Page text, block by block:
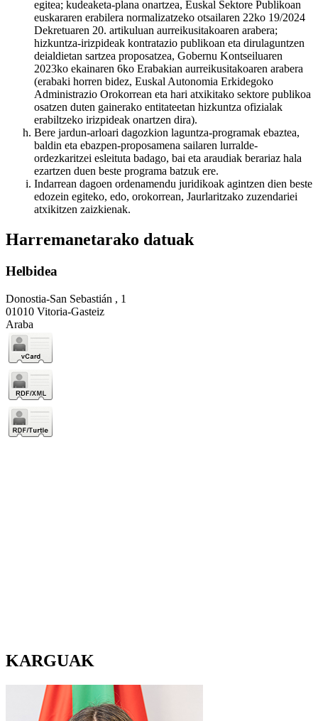
egitea; kudeaketa-plana onartzea, Euskal Sektore Publikoan
euskararen erabilera normalizatzeko otsailaren 22ko 19/2024
Dekretuaren 20. artikuluan aurreikusitakoaren arabera;
hizkuntza-irizpideak kontratazio publikoan eta dirulaguntzen
deialdietan sartzea proposatzea, Gobernu Kontseiluaren
2023ko ekainaren 6ko Erabakian aurreikusitakoaren arabera
(erabaki horren bidez, Euskal Autonomia Erkidegoko
Administrazio Orokorrean eta hari atxikitako sektore publikoa
osatzen duten gainerako entitateetan hizkuntza ofizialak
erabiltzeko irizpideak onartzen dira).
Bere jardun-arloari dagozkion laguntza-programak ebaztea,
baldin eta ebazpen-proposamena sailaren lurralde-
ordezkaritzei esleituta badago, bai eta araudiak berariaz hala
ezartzen duen beste programa batzuk ere.
Indarrean dagoen ordenamendu juridikoak agintzen dien beste
edozein egiteko, edo, orokorrean, Jaurlaritzako zuzendariei
atxikitzen zaizkienak.
Harremanetarako datuak
Helbidea
Donostia-San Sebastián , 1
01010 Vitoria-Gasteiz
Araba
KARGUAK